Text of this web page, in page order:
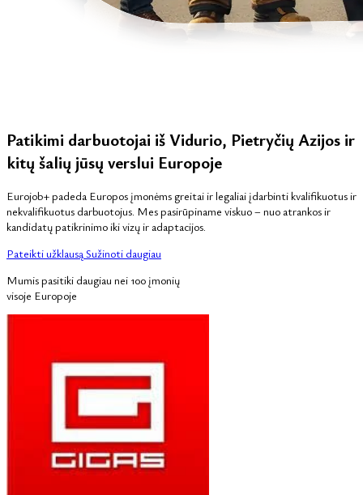
Patikimi darbuotojai iš Vidurio, Pietryčių Azijos ir
kitų šalių jūsų verslui Europoje
Eurojob+ padeda Europos įmonėms greitai ir legaliai įdarbinti kvalifikuotus ir
nekvalifikuotus darbuotojus. Mes pasirūpiname viskuo – nuo atrankos ir
kandidatų patikrinimo iki vizų ir adaptacijos.
Pateikti užklausąSužinoti daugiau
Mumis pasitiki daugiau nei 100 įmonių
visoje Europoje